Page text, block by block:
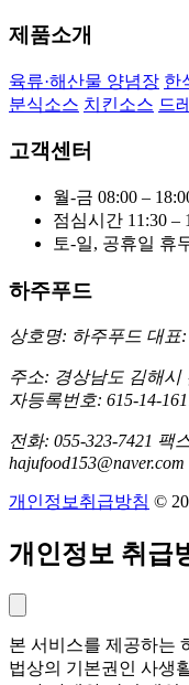
제품소개
육류·해산물 양념장 한
분식소스 치킨소스 드
고객센터
월-금 08:00 –
점심시간 11:30 –
토-일, 공휴일 휴
하주푸드
상호명: 하주푸드 대표
주소: 경상남도 김해시
자등록번호: 615-14-
전화: 055-323-7421 팩
hajufood153@naver.com
개인정보취급방침 ©
개인정보 취급
본 서비스를 제공하는
법상의 기본권인 사생